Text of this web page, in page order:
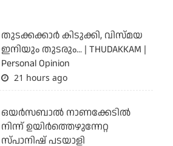
തുടക്കക്കാര്‍ കിടുക്കി, വിസ്മയ
ഇനിയും തുടരും... | THUDAKKAM |
Personal Opinion
21 hours ago
ഒയര്‍സബാൽ നാണക്കേടിൽ
നിന്ന് ഉയിർത്തെഴുന്നേറ്റ
സ്പാനിഷ് പടയാളി